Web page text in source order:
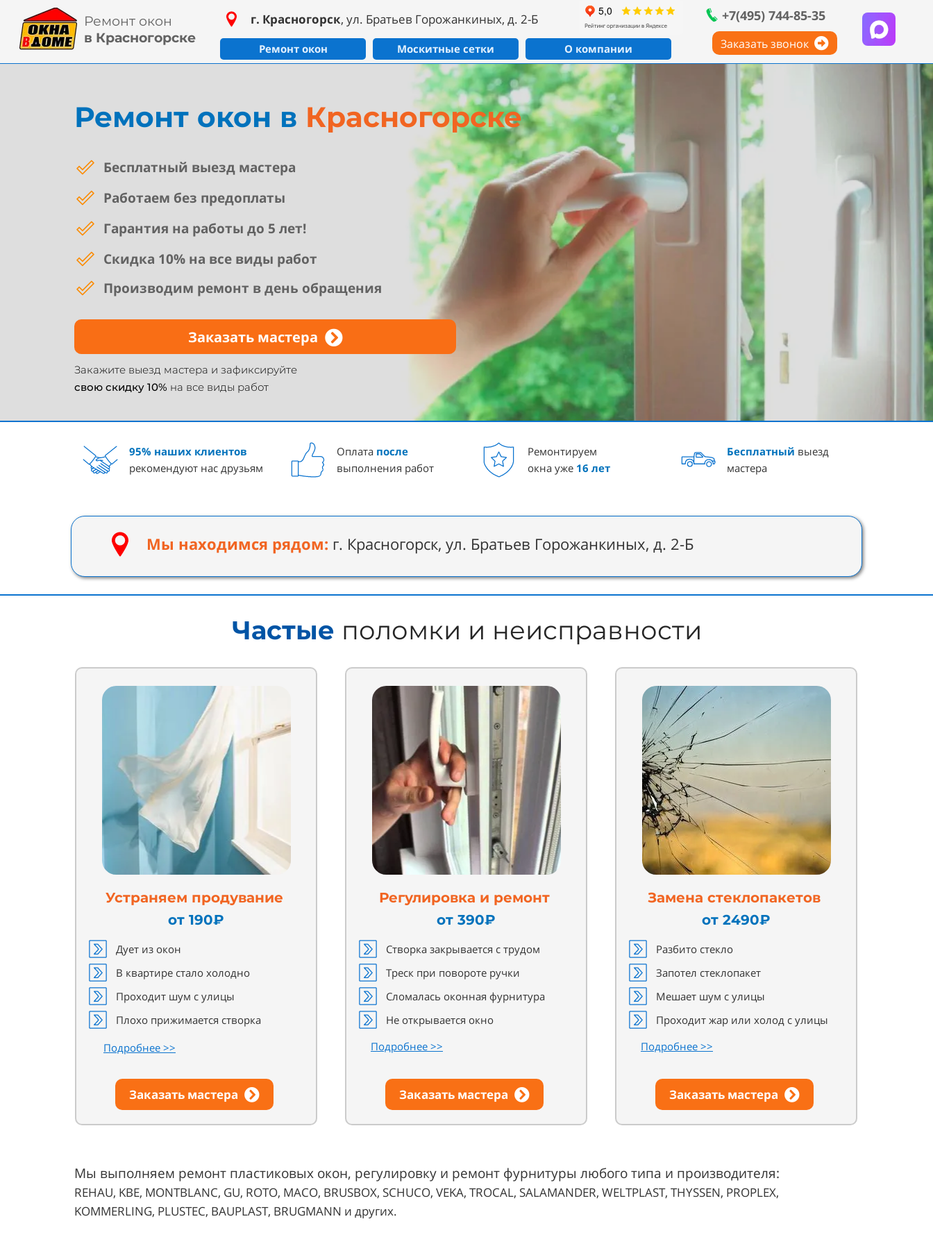
Ремонт окон
в Красногорске
г. Красногорск, ул. Братьев Горожанкиных, д. 2-Б
Ремонт окон Москитные сетки О компании
+7(495) 744-85-35
Заказать звонок
Ремонт окон в Красногорске
Бесплатный выезд мастера
Работаем без предоплаты
Гарантия на работы до 5 лет!
Скидка 10% на все виды работ
Производим ремонт в день обращения
Заказать мастера
Закажите выезд мастера и зафиксируйте
свою скидку 10% на все виды работ
95% наших клиентов
рекомендуют нас друзьям
Оплата после
выполнения работ
Ремонтируем
окна уже 16 лет
Бесплатный выезд
мастера
Мы находимся рядом: г. Красногорск, ул. Братьев Горожанкиных, д. 2-Б
Частые поломки и неисправности
Устраняем продувание
от 190₽
Дует из окон
В квартире стало холодно
Проходит шум с улицы
Плохо прижимается створка
Подробнее >>
Заказать мастера
Регулировка и ремонт
от 390₽
Створка закрывается с трудом
Треск при повороте ручки
Сломалась оконная фурнитура
Не открывается окно
Подробнее >>
Заказать мастера
Замена стеклопакетов
от 2490₽
Разбито стекло
Запотел стеклопакет
Мешает шум с улицы
Проходит жар или холод с улицы
Подробнее >>
Заказать мастера
Мы выполняем ремонт пластиковых окон, регулировку и ремонт фурнитуры любого типа и производителя:
REHAU, KBE, MONTBLANC, GU, ROTO, MACO, BRUSBOX, SCHUCO, VEKA, TROCAL, SALAMANDER, WELTPLAST, THYSSEN, PROPLEX,
KOMMERLING, PLUSTEC, BAUPLAST, BRUGMANN и других.